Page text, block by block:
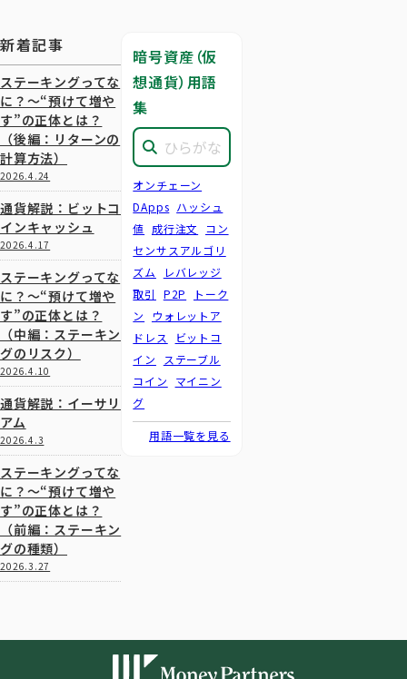
新着記事
ステーキングってな
に？～“預けて増や
す”の正体とは？
（後編：リターンの
計算方法）
2026.4.24
通貨解説：ビットコ
インキャッシュ
2026.4.17
ステーキングってな
に？～“預けて増や
す”の正体とは？
（中編：ステーキン
グのリスク）
2026.4.10
通貨解説：イーサリ
アム
2026.4.3
ステーキングってな
に？～“預けて増や
す”の正体とは？
（前編：ステーキン
グの種類）
2026.3.27
暗号資産（仮
想通貨）用語
集
オンチェーン
DApps ハッシュ
値 成行注文
コン
センサスアルゴリ
ズム
レバレッジ
取引
P2P
トーク
ン
ウォレットア
ドレス
ビットコ
イン
ステーブル
コイン
マイニン
グ
用語一覧を見る